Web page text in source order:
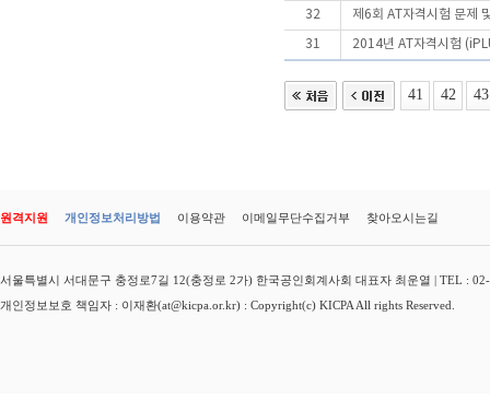
32 제6회 AT자격시험 문제
31 2014년 AT자격시험
41 42 43
원격지원 개인정보처리방법 이용약관 이메일무단수집거부 찾아오시는길
서울특별시 서대문구 충정로7길 12(충정로 2가) 한국공인회계사회 대표자 최운열 | TEL :
개인정보보호 책임자 : 이재환(at@kicpa.or.kr) : Copyright(c) KICPA All rights Reserved.